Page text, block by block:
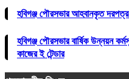
হবিগঞ্জ পৌরসভার আহবানকৃত দরপত্র-
হবিগঞ্জ পৌরসভার বার্ষিক উন্নয়ন
কাজের ই টেন্ডার